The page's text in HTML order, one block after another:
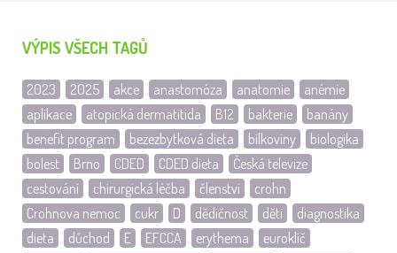
VÝPIS VŠECH TAGŮ
2023 2025 akce anastomóza anatomie
anémie
aplikace
atopická dermatitida B12 bakterie
banány
benefit program
bezezbytková dieta bílkoviny
biologika
bolest
Brno CDED CDED dieta
Česká televize
cestování
chirurgická léčba členství
crohn
Crohnova nemoc
cukr D dědičnost děti
diagnostika
dieta
důchod E EFCCA erythema
euroklíč